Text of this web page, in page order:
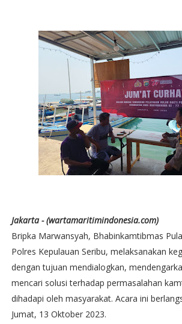
Jakarta - (wartamaritimindonesia.com)
Bripka Marwansyah, Bhabinkamtibmas
Polres Kepulauan Seribu, melaksanakan
dengan tujuan mendialogkan,
mencari solusi terhadap permasalahan
dihadapi oleh masyarakat. Acara ini
Jumat, 13 Oktober 2023.